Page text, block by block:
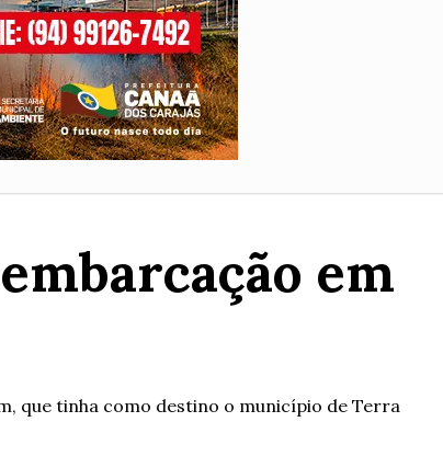
em
que tinha como destino o município de Terra